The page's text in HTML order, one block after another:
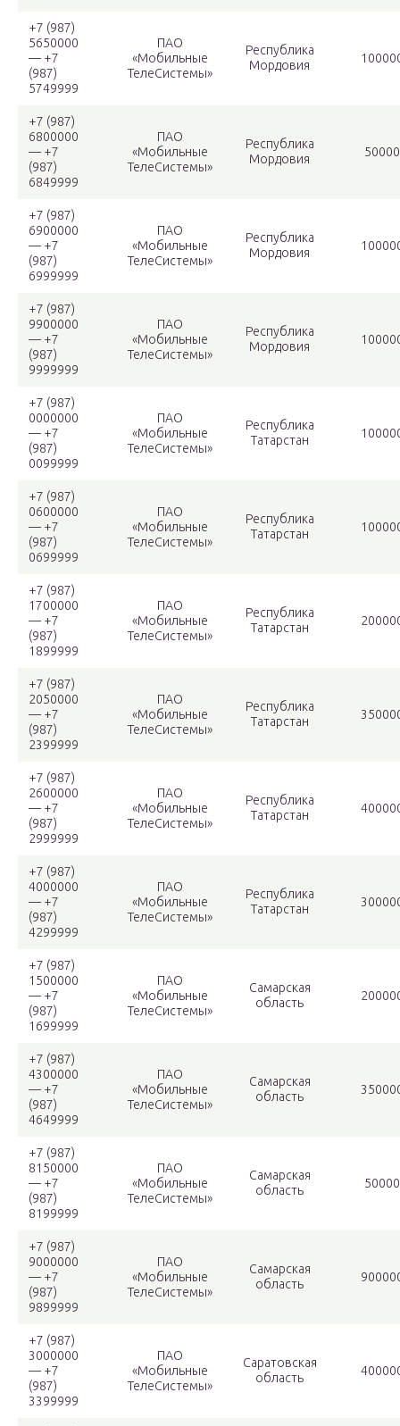
+7 (987)
5650000
— +7
(987)
5749999
ПАО
«Мобильные
ТелеСистемы»
Республика
Мордовия
+7 (987)
6800000
— +7
(987)
6849999
ПАО
«Мобильные
ТелеСистемы»
Республика
Мордовия
50000
+7 (987)
6900000
— +7
(987)
6999999
ПАО
«Мобильные
ТелеСистемы»
Республика
Мордовия
+7 (987)
9900000
— +7
(987)
9999999
ПАО
«Мобильные
ТелеСистемы»
Республика
Мордовия
+7 (987)
0000000
— +7
(987)
0099999
ПАО
«Мобильные
ТелеСистемы»
Республика
Татарстан
+7 (987)
0600000
— +7
(987)
0699999
ПАО
«Мобильные
ТелеСистемы»
Республика
Татарстан
+7 (987)
1700000
— +7
(987)
1899999
ПАО
«Мобильные
ТелеСистемы»
Республика
Татарстан
+7 (987)
2050000
— +7
(987)
2399999
ПАО
«Мобильные
ТелеСистемы»
Республика
Татарстан
+7 (987)
2600000
— +7
(987)
2999999
ПАО
«Мобильные
ТелеСистемы»
Республика
Татарстан
+7 (987)
4000000
— +7
(987)
4299999
ПАО
«Мобильные
ТелеСистемы»
Республика
Татарстан
+7 (987)
1500000
— +7
(987)
1699999
ПАО
«Мобильные
ТелеСистемы»
Самарская
область
+7 (987)
4300000
— +7
(987)
4649999
ПАО
«Мобильные
ТелеСистемы»
Самарская
область
+7 (987)
8150000
— +7
(987)
8199999
ПАО
«Мобильные
ТелеСистемы»
Самарская
область
50000
+7 (987)
9000000
— +7
(987)
9899999
ПАО
«Мобильные
ТелеСистемы»
Самарская
область
+7 (987)
3000000
— +7
(987)
3399999
ПАО
«Мобильные
ТелеСистемы»
Саратовская
область